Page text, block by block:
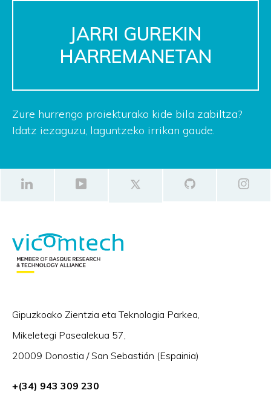
JARRI GUREKIN
HARREMANETAN
Zure hurrengo proiekturako kide bila zabiltza?
Idatz iezaguzu, laguntzeko irrikan gaude.
Gipuzkoako Zientzia eta Teknologia Parkea,
Mikeletegi Pasealekua 57,
20009 Donostia / San Sebastián (Espainia)
+(34) 943 309 230